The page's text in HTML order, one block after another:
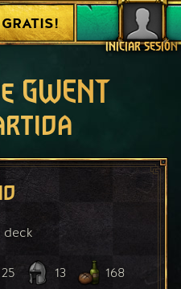
INICIAR SESIÓN
GWENT
deck
25 13 168